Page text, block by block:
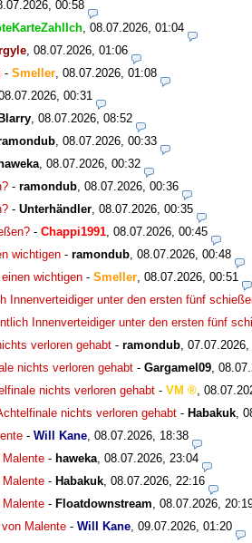
00:58
08.07.2026, 01:04
08.07.2026, 01:06
- Smeller 08.07.2026, 01:08
00:31
08.07.2026, 08:52
08.07.2026, 00:33
08.07.2026, 00:32
- ramondub 08.07.2026, 00:36
- Unterhändler 08.07.2026, 00:35
- Chappi1991 08.07.2026, 00:45
wichtigen - ramondub 08.07.2026, 00:48
wichtigen - Smeller 08.07.2026, 00:51
Innenverteidiger unter den ersten fünf
Innenverteidiger unter den ersten fünf
verloren gehabt - ramondub
nichts verloren gehabt - Gargamel09
nichts verloren gehabt - VM
nichts verloren gehabt - Habakuk
- Will Kane 08.07.2026, 18:38
- haweka 08.07.2026, 23:04
- Habakuk 08.07.2026, 22:16
- Floatdownstream 08.07.2026,
Malente - Will Kane 09.07.2026, 01:20